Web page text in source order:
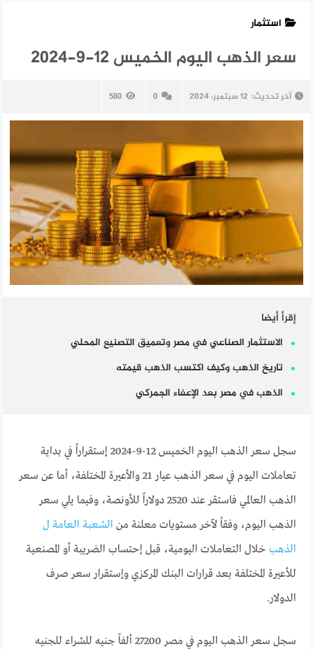
استثمار
سعر الذهب اليوم الخميس 12-9-2024
آخر تحديث: 12 سبتمبر، 2024 0
580
إقرأ أيضا
الاستثمار الصناعي في مصر وتعميق التصنيع المحلي
تاريخ الذهب وكيف اكتسب الذهب قيمته
الذهب في مصر بعد الإعفاء الجمركي
سجل سعر الذهب اليوم الخميس 12-9-2024 إستقراراً في بداية
تعاملات اليوم في سعر الذهب عيار 21 والأعيرة المختلفة، أما عن سعر
الذهب العالمي فاستقر عند 2520 دولاراً للأونصة، وفيما يلي سعر
الذهب اليوم، وفقاً لآخر مستويات معلنة من الشعبة العامة ل
الذهب خلال التعاملات اليومية، قبل إحتساب الضريبة أو المصنعية
للأعيرة المختلفة بعد قرارات البنك المركزي وإستقرار سعر صرف
الدولار.
سجل سعر الذهب اليوم في مصر 27200 ألفاً جنيه للشراء للجنيه